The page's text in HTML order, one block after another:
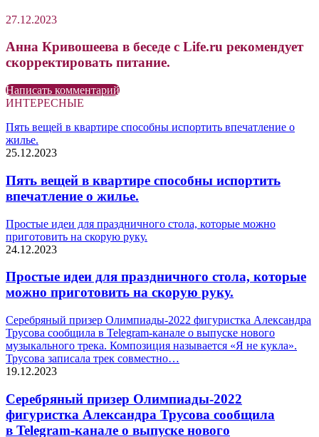
27.12.2023
Анна Кривошеева в беседе с Life.ru рекомендует
скорректировать питание.
Написать комментарий
ИНТЕРЕСНЫЕ
Пять вещей в квартире способны испортить впечатление о
жилье.
25.12.2023
Пять вещей в квартире способны испортить
впечатление о жилье.
Простые идеи для праздничного стола, которые можно
приготовить на скорую руку.
24.12.2023
Простые идеи для праздничного стола, которые
можно приготовить на скорую руку.
Серебряный призер Олимпиады‑2022 фигуристка Александра
Трусова сообщила в Telegram‑канале о выпуске нового
музыкального трека. Композиция называется «Я не кукла».
Трусова записала трек совместно…
19.12.2023
Серебряный призер Олимпиады‑2022
фигуристка Александра Трусова сообщила
в Telegram‑канале о выпуске нового